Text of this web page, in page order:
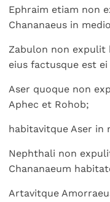
Ephraim etiam non
Chananaeus in
Zabulon non expulit
eius factusque est
Aser quoque non
Aphec et Rohob;
habitavitque Aser in
Nephthali non
Chananaeum
Artavitque